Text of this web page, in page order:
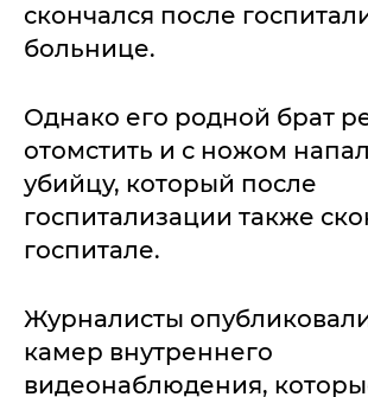
скончался после
больнице.
Однако его родной брат
отомстить и с ножом
убийцу, который после
госпитализации также
госпитале.
Журналисты
камер внутреннего
видеонаблюдения,